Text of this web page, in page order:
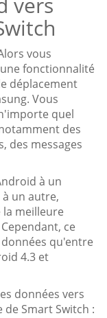
vous
fonctionnalité
déplacement
Vous
quel
des
des messages
à un
un autre,
meilleure
ce
qu'entre
4.3 et
données vers
Smart Switch :